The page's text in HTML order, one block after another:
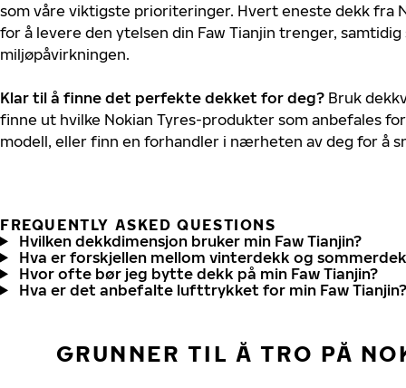
som våre viktigste prioriteringer. Hvert eneste dekk fra
for å levere den ytelsen din Faw Tianjin trenger,
miljøpåvirkningen.
Klar til å finne det perfekte dekket for deg? Bruk
finne ut hvilke Nokian Tyres-produkter som anbefales
modell, eller finn en forhandler i nærheten av deg for å
FREQUENTLY ASKED QUESTIONS
Hvilken dekkdimensjon bruker min Faw Tianjin?
Hva er forskjellen mellom vinterdekk og
Hvor ofte bør jeg bytte dekk på min Faw Tianjin?
Hva er det anbefalte lufttrykket for min Faw Tianjin?
GRUNNER TIL Å TRO PÅ